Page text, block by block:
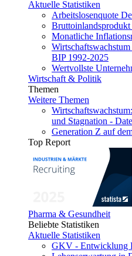
Aktuelle Statistiken
Arbeitslosenquote
Monatliche
BIP 1992-2025
Wertvollste
Wirtschaft & Politik
Themen
Weitere Themen
und Stagnation -
Generation Z auf
Top Report
Pharma & Gesundheit
Beliebte Statistiken
Aktuelle Statistiken
GKV - Entwicklung